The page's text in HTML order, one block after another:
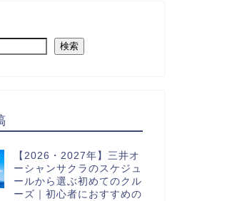
検索
【2026・2027年】三井オ
ーシャンサクラのスケジュ
ールから選ぶ初めてのクル
ーズ｜初心者におすすめの